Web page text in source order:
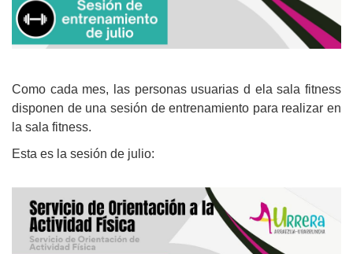
Como cada mes, las personas usuarias d ela sala fitness
disponen de una sesión de entrenamiento para realizar en
la sala fitness.
Esta es la sesión de julio: